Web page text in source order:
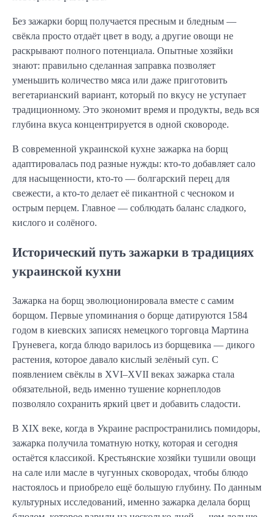
Без зажарки борщ получается пресным и бледным —
свёкла просто отдаёт цвет в воду, а другие овощи не
раскрывают полного потенциала. Опытные хозяйки
знают: правильно сделанная заправка позволяет
уменьшить количество мяса или даже приготовить
вегетарианский вариант, который по вкусу не уступает
традиционному. Это экономит время и продукты, ведь вся
глубина вкуса концентрируется в одной сковороде.
В современной украинской кухне зажарка на борщ
адаптировалась под разные нужды: кто-то добавляет сало
для насыщенности, кто-то — болгарский перец для
свежести, а кто-то делает её пикантной с чесноком и
острым перцем. Главное — соблюдать баланс сладкого,
кислого и солёного.
Исторический путь зажарки в традициях
украинской кухни
Зажарка на борщ эволюционировала вместе с самим
борщом. Первые упоминания о борще датируются 1584
годом в киевских записях немецкого торговца Мартина
Груневега, когда блюдо варилось из борщевика — дикого
растения, которое давало кислый зелёный суп. С
появлением свёклы в XVI–XVII веках зажарка стала
обязательной, ведь именно тушение корнеплодов
позволяло сохранить яркий цвет и добавить сладости.
В XIX веке, когда в Украине распространились помидоры,
зажарка получила томатную нотку, которая и сегодня
остаётся классикой. Крестьянские хозяйки тушили овощи
на сале или масле в чугунных сковородах, чтобы блюдо
настоялось и приобрело ещё большую глубину. По данным
культурных исследований, именно зажарка делала борщ